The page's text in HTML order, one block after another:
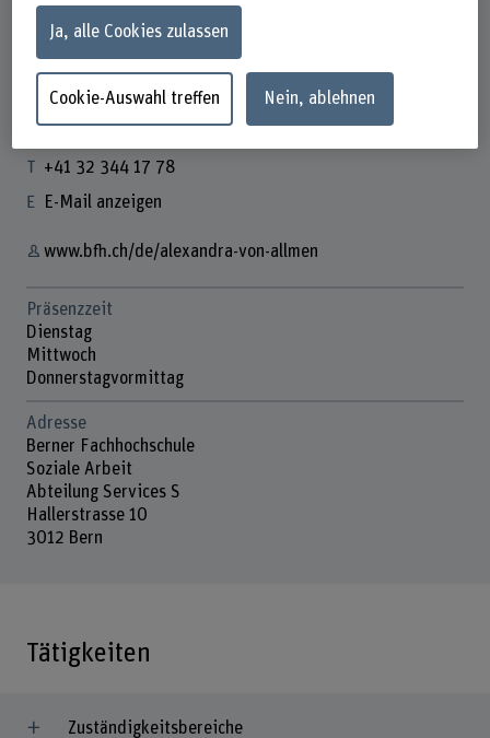
Alexandra von Allmen
Mitarbeiterin Kommunikation
Kontakt
+41 32 344 17 78
E-Mail anzeigen
www.bfh.ch/de/alexandra-von-allmen
Präsenzzeit
Dienstag
Mittwoch
Donnerstagvormittag
Adresse
Berner Fachhochschule
Soziale Arbeit
Abteilung Services S
Hallerstrasse 10
3012 Bern
Tätigkeiten
Zuständigkeitsbereiche
Ja, alle Cookies zulassen
Cookie-Auswahl treffen Nein, ablehnen